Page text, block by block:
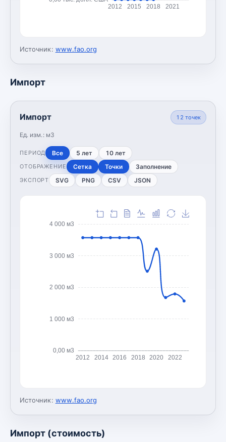
2012 2015 2018 2021
Источник: www.fao.org
Импорт
Импорт
Ед. изм.: м3
12 точек
ПЕРИОД Все 5 лет 10 лет
ОТОБРАЖЕНИЕ Сетка Точки Заполнение
ЭКСПОРТ SVG PNG CSV JSON
0,00 м3
1 000 м3
2 000 м3
3 000 м3
4 000 м3
2012 2014 2016 2018 2020 2022
Источник: www.fao.org
Импорт (стоимость)